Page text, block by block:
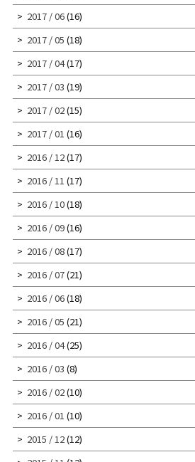
2017 / 06(16)
2017 / 05 (18)
2017 / 04(17)
2017 / 03 (19)
2017 / 02(15)
2017 / 01 (16)
2016 / 12(17)
2016 / 11 (17)
2016 / 10(18)
2016 / 09(16)
2016 / 08(17)
2016 / 07(21)
2016 / 06(18)
2016 / 05 (21)
2016 / 04(25)
2016 / 03 (8)
2016 / 02(10)
2016 / 01 (10)
2015 / 12(12)